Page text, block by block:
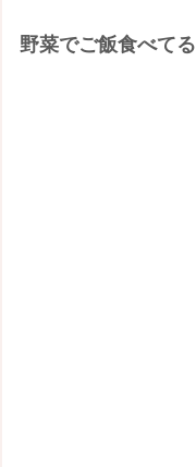
野菜でご飯食べてる